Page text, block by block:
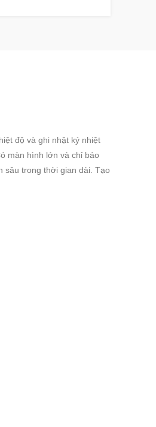
độ và ghi nhật ký nhiệt
ó màn hình lớn và chỉ báo
sâu trong thời gian dài. Tạo